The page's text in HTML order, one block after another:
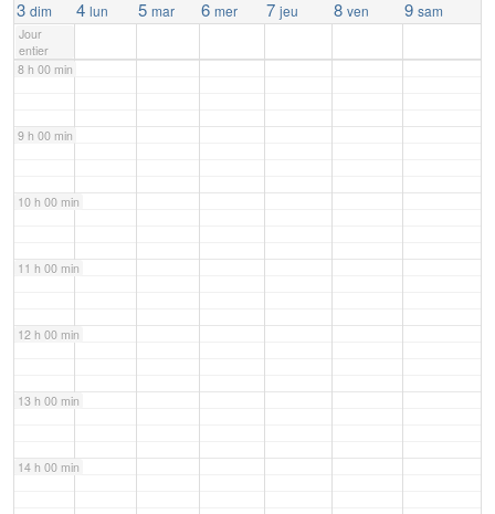
3 dim 4 lun 5 mar 6 mer 7 jeu 8 ven 9 sam
Jour
entier
8 h 00 min
9 h 00 min
10 h 00 min
11 h 00 min
12 h 00 min
13 h 00 min
14 h 00 min